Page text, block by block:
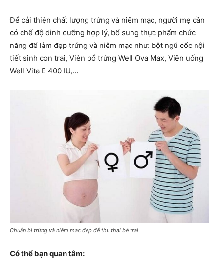
Để cải thiện chất lượng trứng và niêm mạc, người mẹ cần
có chế độ dinh dưỡng hợp lý, bổ sung thực phẩm chức
năng để làm đẹp trứng và niêm mạc như: bột ngũ cốc nội
tiết sinh con trai, Viên bổ trứng Well Ova Max, Viên uống
Well Vita E 400 IU,…
Chuẩn bị trứng và niêm mạc đẹp để thụ thai bé trai
Có thể bạn quan tâm: